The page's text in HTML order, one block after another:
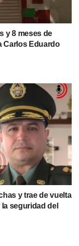
y 8 meses de
Carlos Eduardo
y trae de vuelta
seguridad del